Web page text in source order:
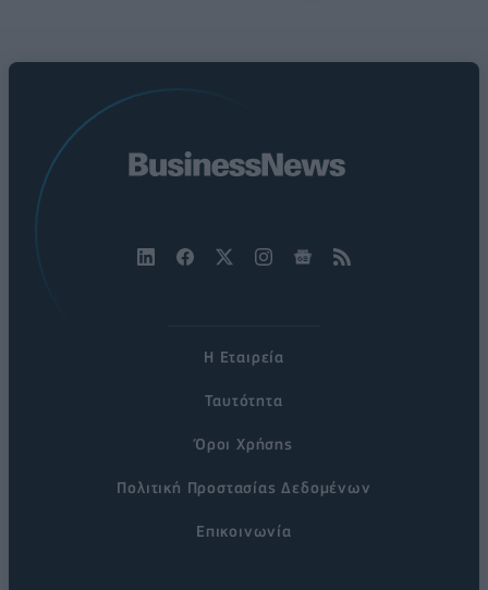
Η Εταιρεία
Ταυτότητα
Όροι Χρήσης
Πολιτική Προστασίας Δεδομένων
Επικοινωνία